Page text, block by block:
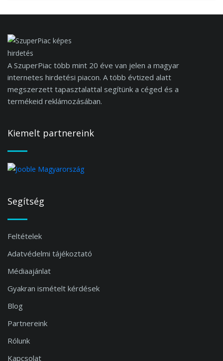
A SzuperPiac több mint 20 éve van jelen a magyar
internetes hirdetési piacon. A több évtized alatt
megszerzett tapasztalattal segítünk a céged és a
termékeid reklámozásában.
Kiemelt partnereink
Segítség
Feltételek
Adatvédelmi tájékoztató
Médiaajánlat
Gyakran ismételt kérdések
Blog
Partnereink
Rólunk
Kapcsolat